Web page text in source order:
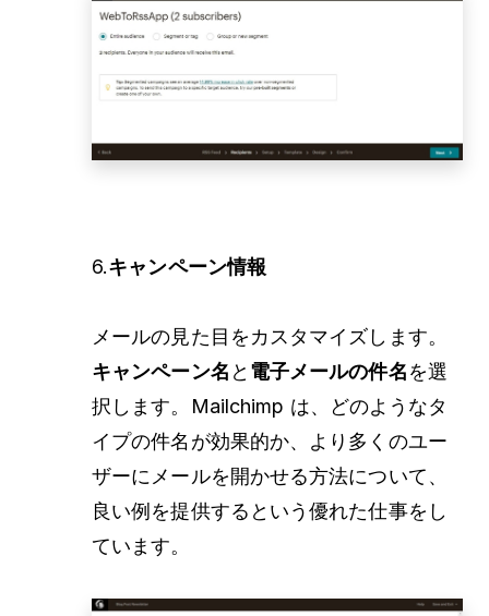
6.キャンペーン情報
メールの見た目をカスタマイズします。
キャンペーン名 と 電子メールの件名を選
択します。Mailchimp は、どのようなタ
イプの件名が効果的か、より多くのユー
ザーにメールを開かせる方法について、
良い例を提供するという優れた仕事をし
ています。